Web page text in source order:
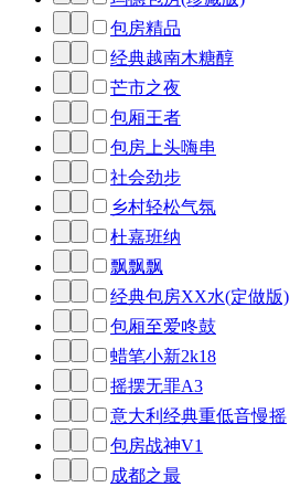
包房精品
经典越南木糖醇
芒市之夜
包厢王者
包房上头嗨串
社会劲步
乡村轻松气氛
杜嘉班纳
飘飘飘
经典包房XX水(定做版)
包厢至爱咚鼓
蜡笔小新2k18
摇摆无罪A3
意大利经典重低音慢摇
包房战神V1
成都之最